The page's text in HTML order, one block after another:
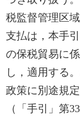
税監督管理区
支払は，本手
の保税貿易に
し，適用する
政策に別途規
（「手引」第